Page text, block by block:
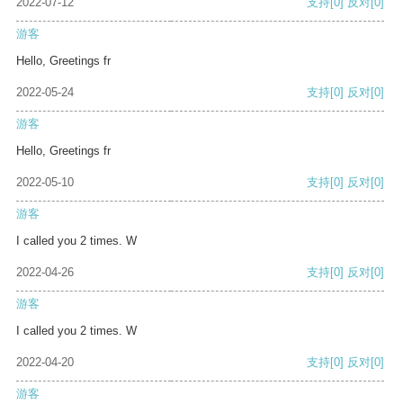
游客
Hello, Greetings fr
2022-05-24 支持[0] 反对[0]
游客
Hello, Greetings fr
2022-05-10 支持[0] 反对[0]
游客
I called you 2 times. W
2022-04-26 支持[0] 反对[0]
游客
I called you 2 times. W
2022-04-20 支持[0] 反对[0]
游客